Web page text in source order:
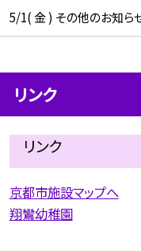
5/1( 金 ) その他のお知ら
リンク
リンク
京都市施設マップへ
翔鸞幼稚園